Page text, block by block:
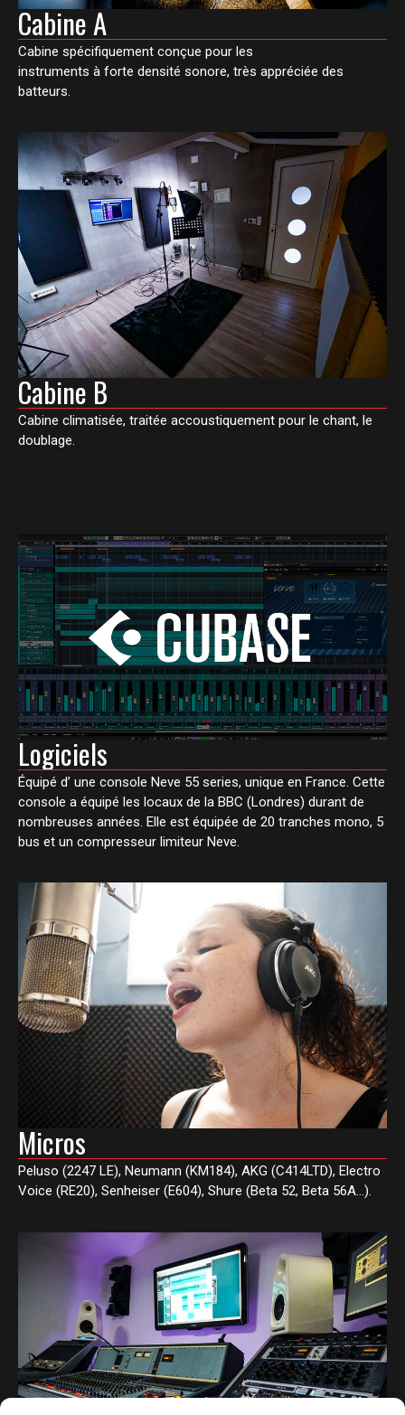
Cabine A
Cabine spécifiquement conçue pour les
instruments à forte densité sonore, très appréciée des
batteurs.
Cabine B
Cabine climatisée, traitée accoustiquement pour le chant, le
doublage.
Logiciels
Équipé d’ une console Neve 55 series, unique en France. Cette
console a équipé les locaux de la BBC (Londres) durant de
nombreuses années. Elle est équipée de 20 tranches mono, 5
bus et un compresseur limiteur Neve.​
Micros
Peluso (2247 LE), Neumann (KM184), AKG (C414LTD), Electro
Voice (RE20), Senheiser (E604), Shure (Beta 52, Beta 56A…).